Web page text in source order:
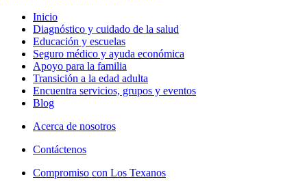
Inicio
Diagnóstico y cuidado de la salud
Educación y escuelas
Seguro médico y ayuda económica
Apoyo para la familia
Transición a la edad adulta
Encuentra servicios, grupos y eventos
Blog
Acerca de nosotros
Contáctenos
Compromiso con Los Texanos